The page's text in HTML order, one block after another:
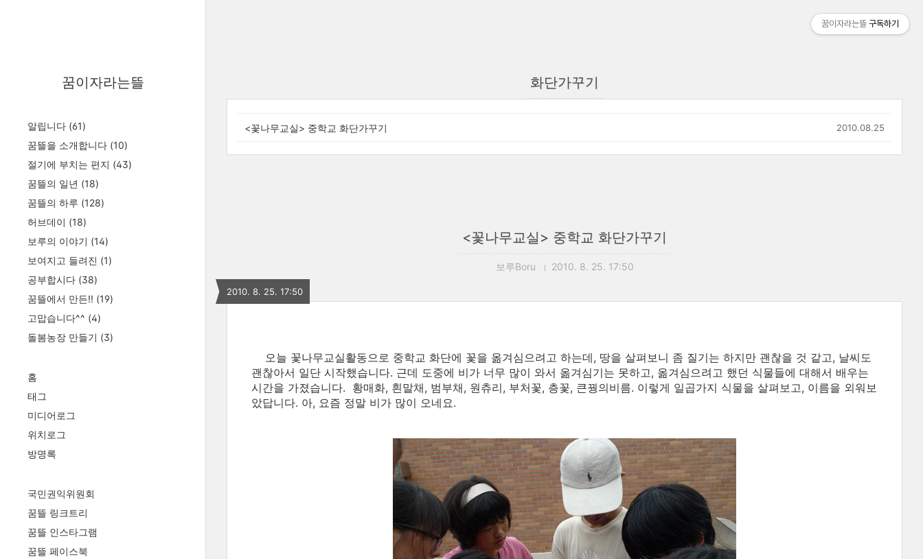
꿈이자라는뜰
알립니다 (61)
꿈뜰을 소개합니다 (10)
절기에 부치는 편지 (43)
꿈뜰의 일년 (18)
꿈뜰의 하루 (128)
허브데이 (18)
보루의 이야기 (14)
보여지고 들려진 (1)
공부합시다 (38)
꿈뜰에서 만든!! (19)
고맙습니다^^ (4)
돌봄농장 만들기 (3)
홈
태그
미디어로그
위치로그
방명록
국민권익위원회
꿈뜰 링크트리
꿈뜰 인스타그램
꿈뜰 페이스북
화단가꾸기
<꽃나무교실> 중학교 화단가꾸기 2010.08.25
<꽃나무교실> 중학교 화단가꾸기
보루Boru 2010. 8. 25. 17:50
2010. 8. 25. 17:50
오늘 꽃나무교실활동으로 중학교 화단에 꽃을 옮겨심으려고 하는데, 땅을 살펴보니 좀 질기는 하지만 괜찮을 것 같고, 날씨도
괜찮아서 일단 시작했습니다. 근데 도중에 비가 너무 많이 와서 옮겨심기는 못하고, 옮겨심으려고 했던 식물들에 대해서 배우는
시간을 가졌습니다. 황매화, 흰말채, 범부채, 원츄리, 부처꽃, 층꽃, 큰꿩의비름. 이렇게 일곱가지 식물을 살펴보고, 이름을 외워보
았답니다. 아, 요즘 정말 비가 많이 오네요.
꿈이자라는뜰 구독하기